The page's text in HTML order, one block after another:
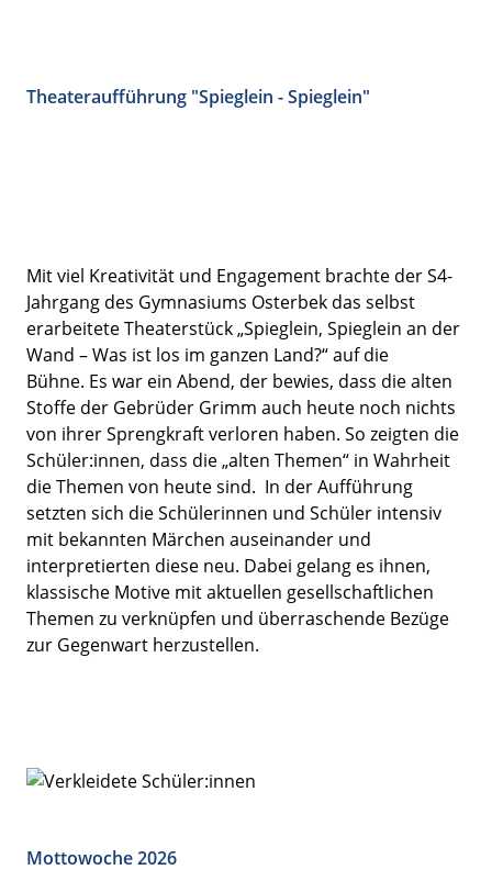
Theateraufführung "Spieglein - Spieglein"
Mit viel Kreativität und Engagement brachte der S4-
Jahrgang des Gymnasiums Osterbek das selbst
erarbeitete Theaterstück „Spieglein, Spieglein an der
Wand – Was ist los im ganzen Land?“ auf die
Bühne. Es war ein Abend, der bewies, dass die alten
Stoffe der Gebrüder Grimm auch heute noch nichts
von ihrer Sprengkraft verloren haben. So zeigten die
Schüler:innen, dass die „alten Themen“ in Wahrheit
die Themen von heute sind. In der Aufführung
setzten sich die Schülerinnen und Schüler intensiv
mit bekannten Märchen auseinander und
interpretierten diese neu. Dabei gelang es ihnen,
klassische Motive mit aktuellen gesellschaftlichen
Themen zu verknüpfen und überraschende Bezüge
zur Gegenwart herzustellen.
Mottowoche 2026